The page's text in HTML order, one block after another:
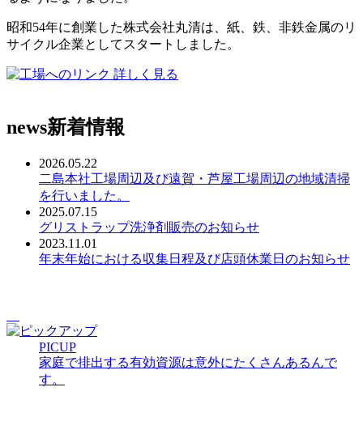
昭和54年に創業した株式会社丸清は、紙、鉄、非鉄金属のリ
サイクル企業としてスタートしました。
詳しく見る
news新着情報
2026.05.22
二島本社工場周辺及び遠賀・芦屋工場周辺の地域清掃
を行いました。
2025.07.15
グリストラップ洗浄剤販売のお知らせ
2023.11.01
年末年始における収集日程及び店頭休業日のお知らせ
PICUP
家庭で排出する有効資源は意外にたくさんあるんで
す。